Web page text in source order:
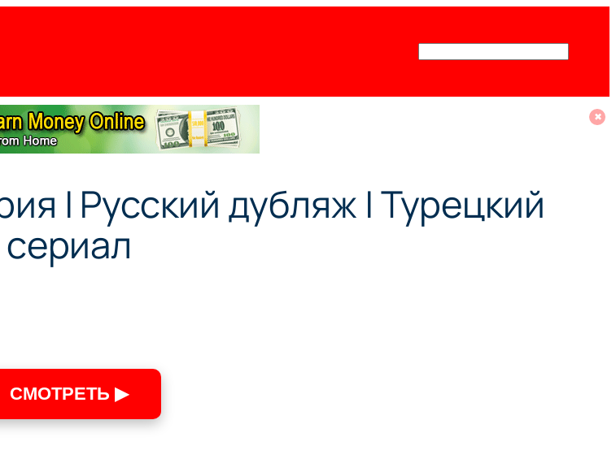
Поиск
✖
| Русский дубляж | Турецкий
сериал
СМОТРЕТЬ ▶